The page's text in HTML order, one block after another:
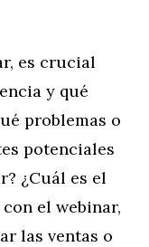
es crucial
y qué
problemas o
potenciales
¿Cuál es el
el webinar,
las ventas o